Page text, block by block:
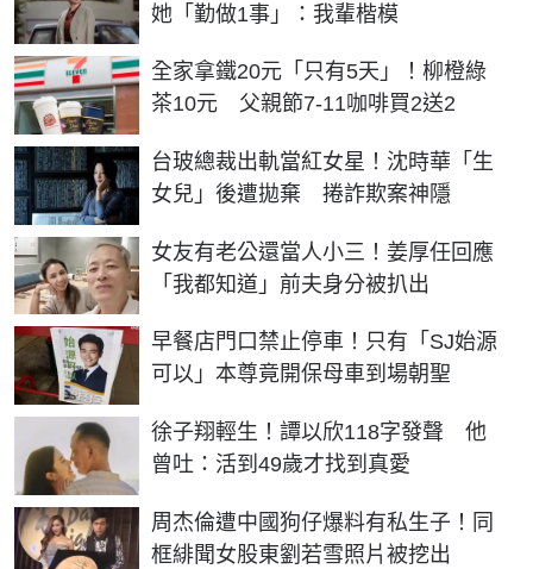
她「勤做1事」：我輩楷模
全家拿鐵20元「只有5天」！柳橙綠
茶10元 父親節7-11咖啡買2送2
台玻總裁出軌當紅女星！沈時華「生
女兒」後遭拋棄 捲詐欺案神隱
女友有老公還當人小三！姜厚任回應
「我都知道」前夫身分被扒出
早餐店門口禁止停車！只有「SJ始源
可以」本尊竟開保母車到場朝聖
徐子翔輕生！譚以欣118字發聲 他
曾吐：活到49歲才找到真愛
周杰倫遭中國狗仔爆料有私生子！同
框緋聞女股東劉若雪照片被挖出